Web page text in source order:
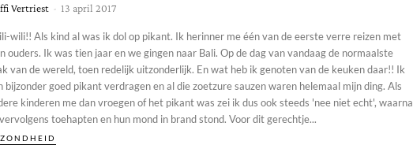
Vertriest - 13 april 2017
wili!! Als kind al was ik dol op pikant. Ik herinner me één van de eerste verre reizen met
ouders. Ik was tien jaar en we gingen naar Bali. Op de dag van vandaag de normaalste
van de wereld, toen redelijk uitzonderlijk. En wat heb ik genoten van de keuken daar!! Ik
bijzonder goed pikant verdragen en al die zoetzure sauzen waren helemaal mijn ding. Als
kinderen me dan vroegen of het pikant was zei ik dus ook steeds 'nee niet echt', waarna
toehapten en hun mond in brand stond. Voor dit gerechtje...